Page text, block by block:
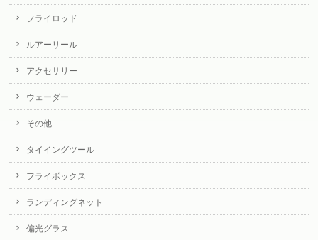
フライロッド
ルアーリール
アクセサリー
ウェーダー
その他
タイイングツール
フライボックス
ランディングネット
偏光グラス